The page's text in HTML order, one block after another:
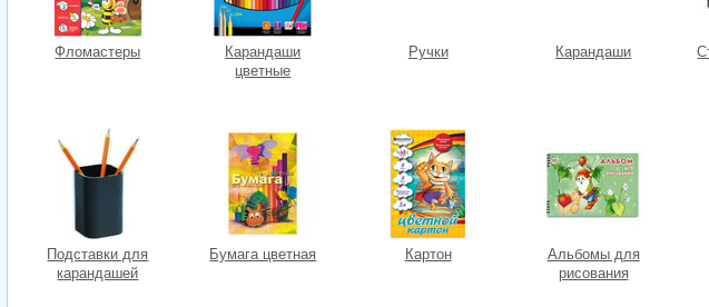
Фломастеры
Карандаши
цветные
Ручки Карандаши
Подставки для
карандашей
Бумага цветная Картон
Альбомы для
рисования